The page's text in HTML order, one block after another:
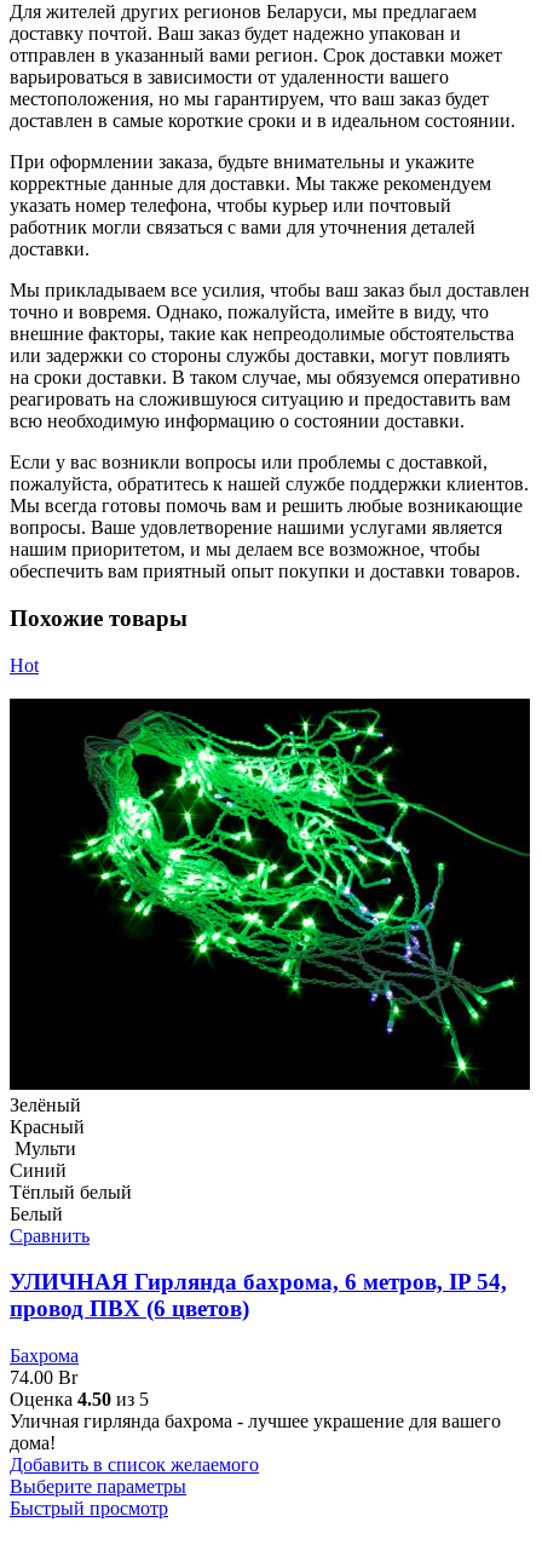
Для жителей других регионов Беларуси, мы предлагаем
доставку почтой. Ваш заказ будет надежно упакован и
отправлен в указанный вами регион. Срок доставки может
варьироваться в зависимости от удаленности вашего
местоположения, но мы гарантируем, что ваш заказ будет
доставлен в самые короткие сроки и в идеальном состоянии.
При оформлении заказа, будьте внимательны и укажите
корректные данные для доставки. Мы также рекомендуем
указать номер телефона, чтобы курьер или почтовый
работник могли связаться с вами для уточнения деталей
доставки.
Мы прикладываем все усилия, чтобы ваш заказ был доставлен
точно и вовремя. Однако, пожалуйста, имейте в виду, что
внешние факторы, такие как непреодолимые обстоятельства
или задержки со стороны службы доставки, могут повлиять
на сроки доставки. В таком случае, мы обязуемся оперативно
реагировать на сложившуюся ситуацию и предоставить вам
всю необходимую информацию о состоянии доставки.
Если у вас возникли вопросы или проблемы с доставкой,
пожалуйста, обратитесь к нашей службе поддержки клиентов.
Мы всегда готовы помочь вам и решить любые возникающие
вопросы. Ваше удовлетворение нашими услугами является
нашим приоритетом, и мы делаем все возможное, чтобы
обеспечить вам приятный опыт покупки и доставки товаров.
Похожие товары
Hot
Зелёный
Красный
Мульти
Синий
Тёплый белый
Белый
Сравнить
УЛИЧНАЯ Гирлянда бахрома, 6 метров, IP 54,
провод ПВХ (6 цветов)
Бахрома
74.00 Br
Оценка 4.50 из 5
Уличная гирлянда бахрома - лучшее украшение для вашего
дома!
Добавить в список желаемого
Выберите параметры
Быстрый просмотр